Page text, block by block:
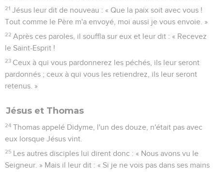
21 Jésus leur dit de nouveau : « Que la paix soit avec vous !
Tout comme le Père m'a envoyé, moi aussi je vous envoie. »
22 Après ces paroles, il souffla sur eux et leur dit : « Recevez
le Saint-Esprit !
23 Ceux à qui vous pardonnerez les péchés, ils leur seront
pardonnés ; ceux à qui vous les retiendrez, ils leur seront
retenus. »
Jésus et Thomas
24 Thomas appelé Didyme, l'un des douze, n'était pas avec
eux lorsque Jésus vint.
25 Les autres disciples lui dirent donc : « Nous avons vu le
Seigneur. » Mais il leur dit : « Si je ne vois pas dans ses mains